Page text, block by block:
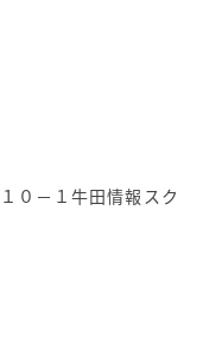
０－１牛田情報スク